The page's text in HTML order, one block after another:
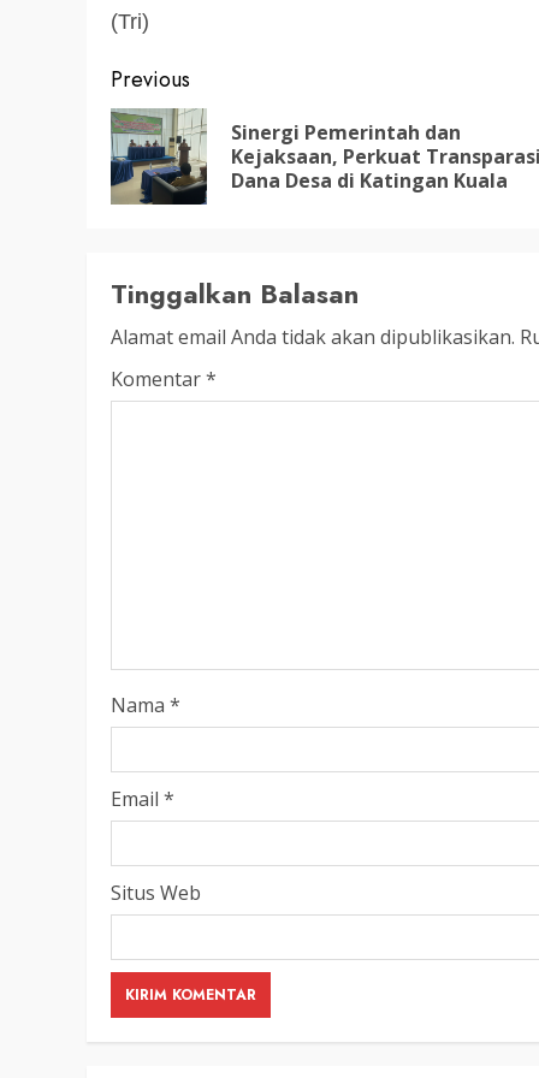
(Tri)
Post
navigation
Previous
Sinergi Pemerintah dan
Kejaksaan, Perkuat Transparasi
Dana Desa di Katingan Kuala
Tinggalkan Balasan
Alamat email Anda tidak akan dipublikasikan.
Komentar*
Nama *
Email *
Situs Web
RDP DPRD dan Pemkab
Soroti Krisis Air Bersih,
Nakes Hingga Ancaman